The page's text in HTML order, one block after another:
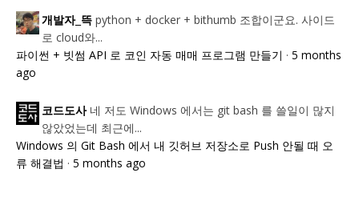
개발자_뜩 python + docker + bithumb 조합이군요. 사이드
로 cloud와...
파이썬 + 빗썸 API 로 코인 자동 매매 프로그램 만들기 · 5 months
ago
코드도사 네 저도 Windows 에서는 git bash 를 쓸일이 많지
않았었는데 최근에...
Windows 의 Git Bash 에서 내 깃허브 저장소로 Push 안될 때 오
류 해결법 · 5 months ago